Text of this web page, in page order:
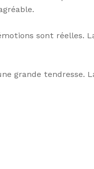
sont réelles.
grande tendresse.